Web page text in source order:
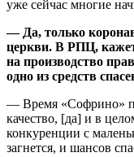
уже сейчас многие
— Да, только
церкви. В РПЦ,
на производство
одно из средств
— Время «Софрино»
качество, [да] и в
конкуренции с
загнется, и шансов